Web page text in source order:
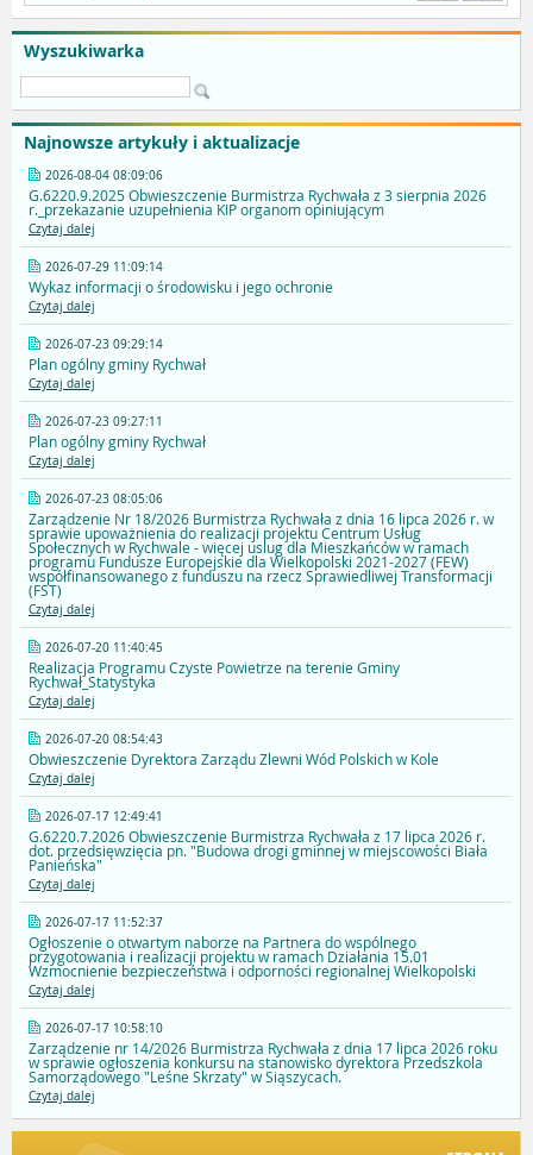
Wyszukiwarka
Najnowsze artykuły i aktualizacje
2026-08-04 08:09:06
G.6220.9.2025 Obwieszczenie Burmistrza Rychwała z 3 sierpnia 2026
r._przekazanie uzupełnienia KIP organom opiniującym
Czytaj dalej
2026-07-29 11:09:14
Wykaz informacji o środowisku i jego ochronie
Czytaj dalej
2026-07-23 09:29:14
Plan ogólny gminy Rychwał
Czytaj dalej
2026-07-23 09:27:11
Plan ogólny gminy Rychwał
Czytaj dalej
2026-07-23 08:05:06
Zarządzenie Nr 18/2026 Burmistrza Rychwała z dnia 16 lipca 2026 r. w
sprawie upoważnienia do realizacji projektu Centrum Usług
Społecznych w Rychwale - więcej uslug dla Mieszkańców w ramach
programu Fundusze Europejskie dla Wielkopolski 2021-2027 (FEW)
współfinansowanego z funduszu na rzecz Sprawiedliwej Transformacji
(FST)
Czytaj dalej
2026-07-20 11:40:45
Realizacja Programu Czyste Powietrze na terenie Gminy
Rychwał_Statystyka
Czytaj dalej
2026-07-20 08:54:43
Obwieszczenie Dyrektora Zarządu Zlewni Wód Polskich w Kole
Czytaj dalej
2026-07-17 12:49:41
G.6220.7.2026 Obwieszczenie Burmistrza Rychwała z 17 lipca 2026 r.
dot. przedsięwzięcia pn. "Budowa drogi gminnej w miejscowości Biała
Panieńska"
Czytaj dalej
2026-07-17 11:52:37
Ogłoszenie o otwartym naborze na Partnera do wspólnego
przygotowania i realizacji projektu w ramach Działania 15.01
Wzmocnienie bezpieczeństwa i odporności regionalnej Wielkopolski
Czytaj dalej
2026-07-17 10:58:10
Zarządzenie nr 14/2026 Burmistrza Rychwała z dnia 17 lipca 2026 roku
w sprawie ogłoszenia konkursu na stanowisko dyrektora Przedszkola
Samorządowego "Leśne Skrzaty" w Siąszycach.
Czytaj dalej